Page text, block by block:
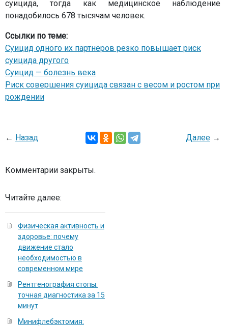
суицида, тогда как медицинское наблюдение
понадобилось 678 тысячам человек.
Ссылки по теме:
Суицид одного их партнёров резко повышает риск
суицида другого
Суицид — болезнь века
Риск совершения суицида связан с весом и ростом при
рождении
← Назад Далее →
Комментарии закрыты.
Читайте далее:
Физическая активность и
здоровье: почему
движение стало
необходимостью в
современном мире
Рентгенография стопы:
точная диагностика за 15
минут
Минифлебэктомия: